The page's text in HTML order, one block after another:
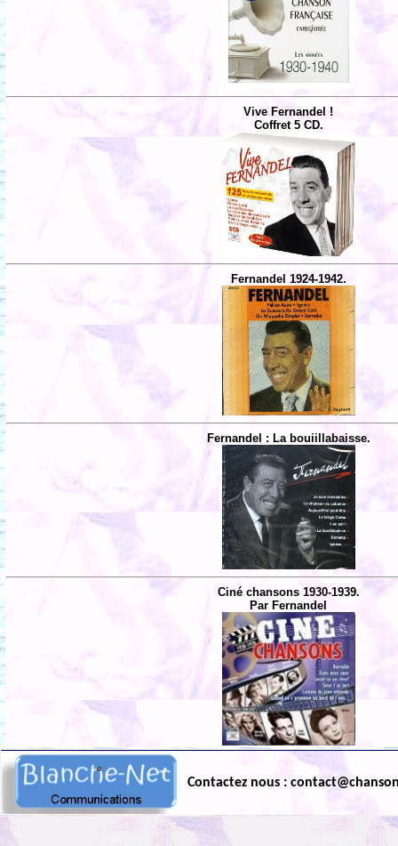
Vive Fernandel !
Coffret 5 CD.
Fernandel 1924-1942.
Fernandel : La bouiillabaisse.
Ciné chansons 1930-1939.
Par Fernandel
Contactez nous :